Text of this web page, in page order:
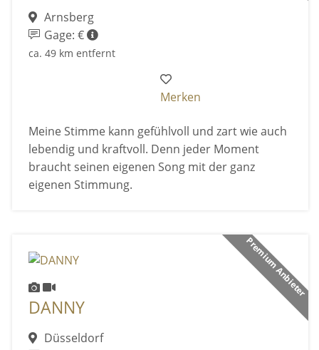
Arnsberg
Gage: €
ca. 49 km entfernt
Merken
Meine Stimme kann gefühlvoll und zart wie auch
lebendig und kraftvoll. Denn jeder Moment
braucht seinen eigenen Song mit der ganz
eigenen Stimmung.
Premium Anbieter
DANNY
Düsseldorf